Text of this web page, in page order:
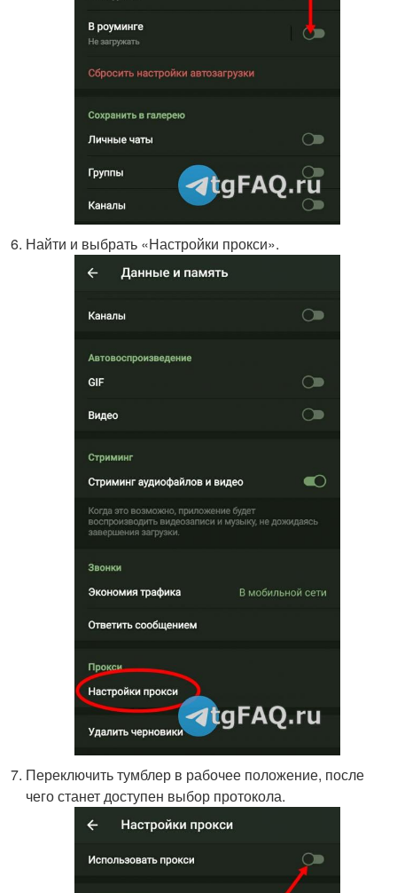
Найти и выбрать «Настройки прокси».
Переключить тумблер в рабочее положение, после
чего станет доступен выбор протокола.